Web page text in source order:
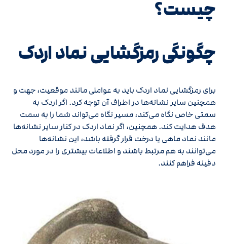
چیست؟
چگونگی رمزگشایی نماد اردک
برای رمزگشایی نماد اردک باید به عواملی مانند موقعیت، جهت و
همچنین سایر نشانه‌ها در اطراف آن توجه کرد. اگر اردک به
سمتی خاص نگاه می‌کند، مسیر نگاه می‌تواند شما را به سمت
هدف هدایت کند. همچنین، اگر نماد اردک در کنار سایر نشانه‌ها
مانند نماد ماهی یا درخت قرار گرفته باشد، این نشانه‌ها
می‌توانند به هم مرتبط باشند و اطلاعات بیشتری را در مورد محل
دفینه فراهم کنند.